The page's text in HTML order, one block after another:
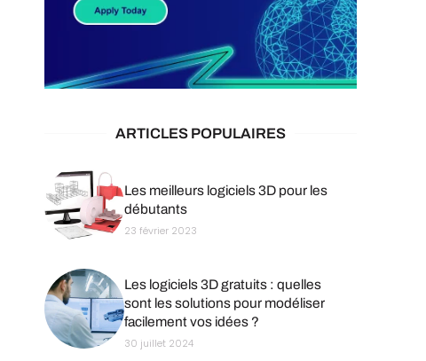
ARTICLES POPULAIRES
Les meilleurs logiciels 3D pour les
débutants
23 février 2023
Les logiciels 3D gratuits : quelles
sont les solutions pour modéliser
facilement vos idées ?
30 juillet 2024